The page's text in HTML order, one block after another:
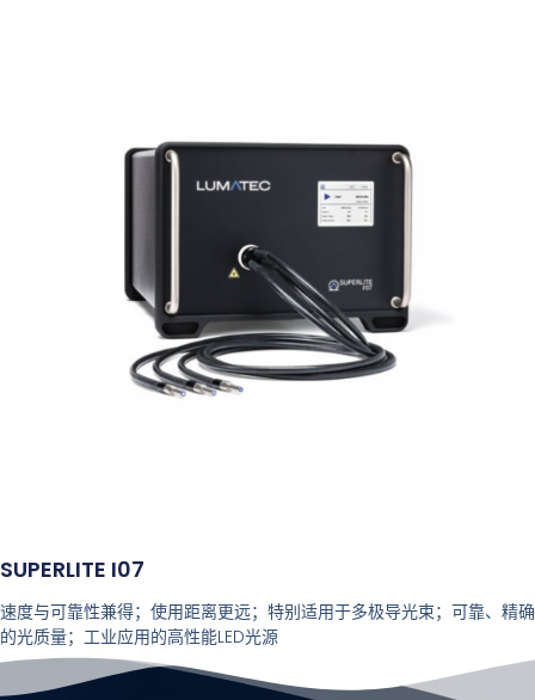
SUPERLITE I07
速度与可靠性兼得；使用距离更远；特别适用于多极导光束；可靠、精确
的光质量；工业应用的高性能LED光源